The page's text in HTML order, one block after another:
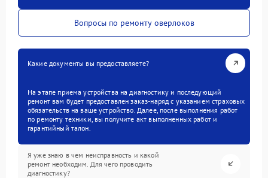
Вопросы по ремонту оверлоков
Какие документы вы предоставляете?
На этапе приема устройства на диагностику и последующий
ремонт вам будет предоставлен заказ-наряд с указанием страховых
обязательств на ваше устройство. Далее, после выполнения работ
по ремонту техники, вы получите акт выполненных работ и
гарантийный талон.
Я уже знаю в чем неисправность и какой
ремонт необходим. Для чего проводить
диагностику?